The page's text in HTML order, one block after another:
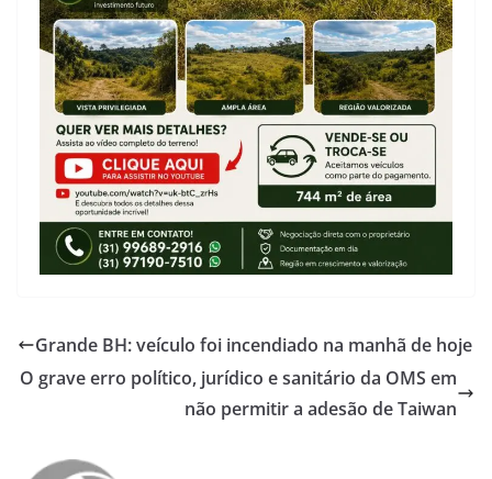
Grande BH: veículo foi incendiado na manhã de hoje
O grave erro político, jurídico e sanitário da OMS em
não permitir a adesão de Taiwan